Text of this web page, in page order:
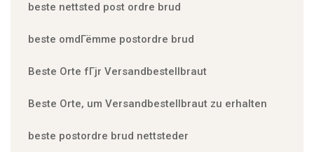
beste nettsted post ordre brud
beste omdГёmme postordre brud
Beste Orte fГјr Versandbestellbraut
Beste Orte, um Versandbestellbraut zu erhalten
beste postordre brud nettsteder